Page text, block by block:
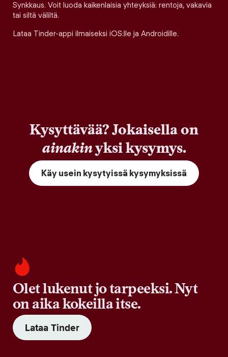
Synkkaus. Voit luoda kaikenlaisia yhteyksiä: rentoja, vakavia
tai siltä väliltä.
Lataa Tinder-appi ilmaiseksi iOS:lle ja Androidille.
Kysyttävää? Jokaisella on
ainakinyksi kysymys.
Käy usein kysytyissä kysymyksissä
Olet lukenut jo tarpeeksi. Nyt
on aika kokeilla itse.
Lataa Tinder